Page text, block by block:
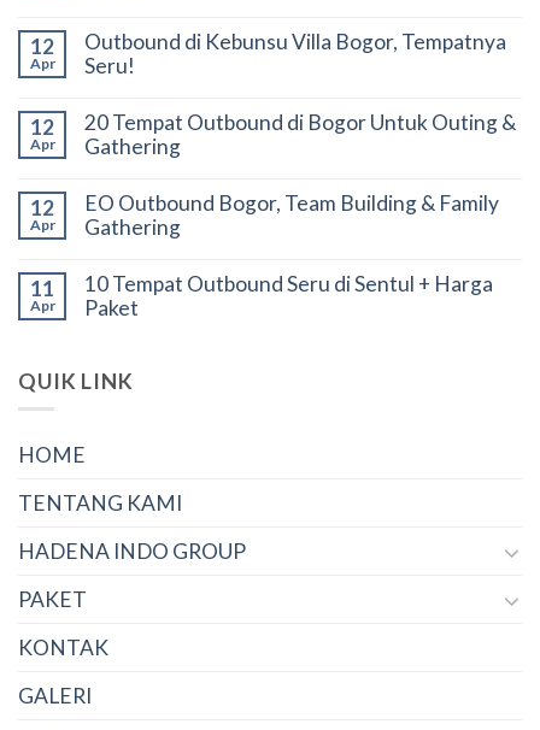
12
Apr
Outbound di Kebunsu Villa Bogor, Tempatnya
Seru!
12
Apr
20 Tempat Outbound di Bogor Untuk Outing &
Gathering
12
Apr
EO Outbound Bogor, Team Building & Family
Gathering
11
Apr
10 Tempat Outbound Seru di Sentul + Harga
Paket
QUIK LINK
HOME
TENTANG KAMI
HADENA INDO GROUP
PAKET
KONTAK
GALERI